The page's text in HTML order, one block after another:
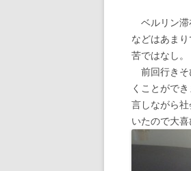
ベルリン滞
などはあま
苦ではなし。
前回行きそ
くことがで
言しながら社
いたので大喜